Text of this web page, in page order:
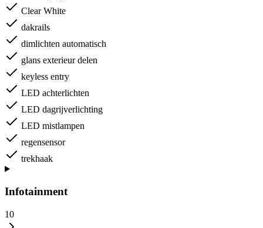
Clear White
dakrails
dimlichten automatisch
glans exterieur delen
keyless entry
LED achterlichten
LED dagrijverlichting
LED mistlampen
regensensor
trekhaak
Infotainment
10